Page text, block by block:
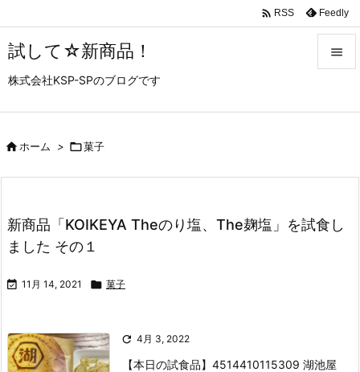
試して☆新商品！
株式会社KSP-SPのブログです

次へ
 RSS Feedly
ホーム > 菓子
新商品「KOIKEYA Theのり塩、The麹塩」を試食し
ました その１
 11月 14, 2021  菓子
 4月 3, 2022
【本日の試食品】 4514410115309 湖池屋